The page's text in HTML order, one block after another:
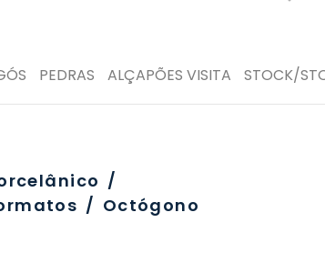
PEDRAS ALÇAPÕES VISITA STOCK/
/
/ Octógono